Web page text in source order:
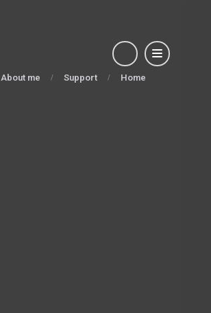
About me Support Home